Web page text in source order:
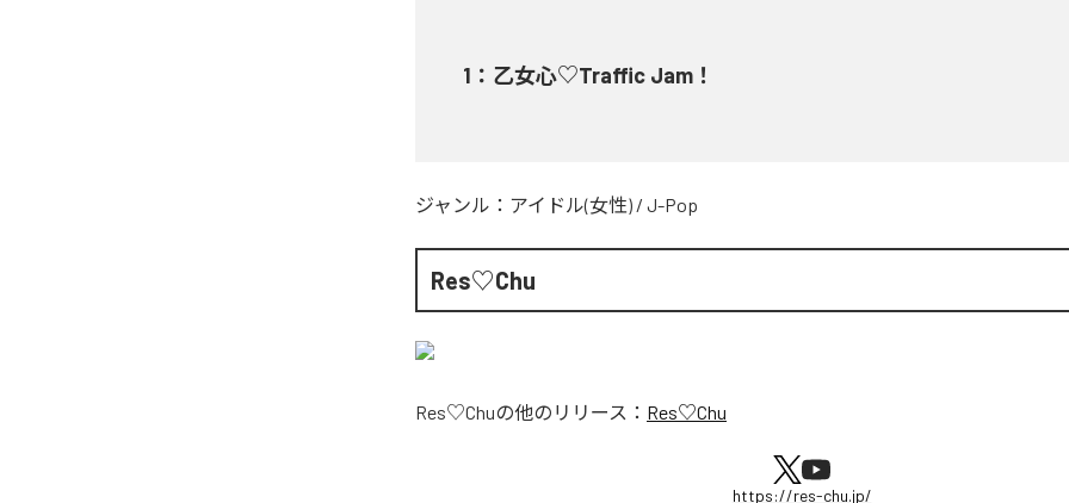
1 ： 乙女心♡Traffic Jam！
ジャンル： アイドル(女性) / J-Pop
Res♡Chu
Res♡Chuの他のリリース： Res♡Chu
https://res-chu.jp/